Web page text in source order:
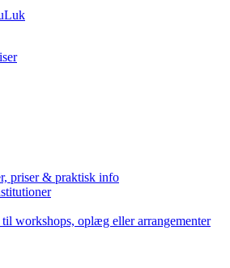
Luk
priser & praktisk info
workshops, oplæg eller arrangementer